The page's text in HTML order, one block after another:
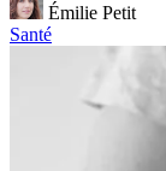
Émilie Petit
Santé